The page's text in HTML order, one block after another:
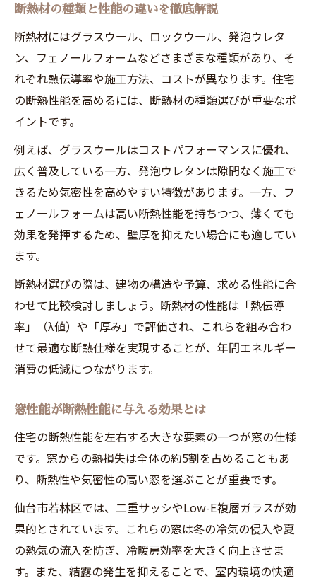
断熱材の種類と性能の違いを徹底解説
断熱材にはグラスウール、ロックウール、発泡ウレタ
ン、フェノールフォームなどさまざまな種類があり、そ
れぞれ熱伝導率や施工方法、コストが異なります。住宅
の断熱性能を高めるには、断熱材の種類選びが重要なポ
イントです。
例えば、グラスウールはコストパフォーマンスに優れ、
広く普及している一方、発泡ウレタンは隙間なく施工で
きるため気密性を高めやすい特徴があります。一方、フ
ェノールフォームは高い断熱性能を持ちつつ、薄くても
効果を発揮するため、壁厚を抑えたい場合にも適してい
ます。
断熱材選びの際は、建物の構造や予算、求める性能に合
わせて比較検討しましょう。断熱材の性能は「熱伝導
率」（λ値）や「厚み」で評価され、これらを組み合わ
せて最適な断熱仕様を実現することが、年間エネルギー
消費の低減につながります。
窓性能が断熱性能に与える効果とは
住宅の断熱性能を左右する大きな要素の一つが窓の仕様
です。窓からの熱損失は全体の約5割を占めることもあ
り、断熱性や気密性の高い窓を選ぶことが重要です。
仙台市若林区では、二重サッシやLow-E複層ガラスが効
果的とされています。これらの窓は冬の冷気の侵入や夏
の熱気の流入を防ぎ、冷暖房効率を大きく向上させま
す。また、結露の発生を抑えることで、室内環境の快適